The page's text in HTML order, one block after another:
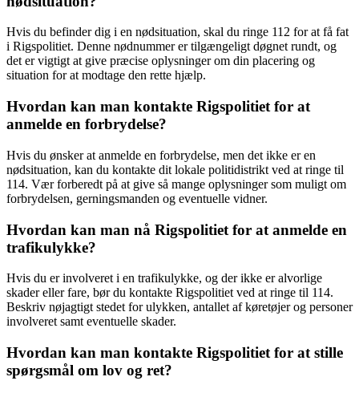
Hvis du befinder dig i en nødsituation, skal du ringe 112 for at få fat
i Rigspolitiet. Denne nødnummer er tilgængeligt døgnet rundt, og
det er vigtigt at give præcise oplysninger om din placering og
situation for at modtage den rette hjælp.
Hvordan kan man kontakte Rigspolitiet for at
anmelde en forbrydelse?
Hvis du ønsker at anmelde en forbrydelse, men det ikke er en
nødsituation, kan du kontakte dit lokale politidistrikt ved at ringe til
114. Vær forberedt på at give så mange oplysninger som muligt om
forbrydelsen, gerningsmanden og eventuelle vidner.
Hvordan kan man nå Rigspolitiet for at anmelde en
trafikulykke?
Hvis du er involveret i en trafikulykke, og der ikke er alvorlige
skader eller fare, bør du kontakte Rigspolitiet ved at ringe til 114.
Beskriv nøjagtigt stedet for ulykken, antallet af køretøjer og personer
involveret samt eventuelle skader.
Hvordan kan man kontakte Rigspolitiet for at stille
spørgsmål om lov og ret?